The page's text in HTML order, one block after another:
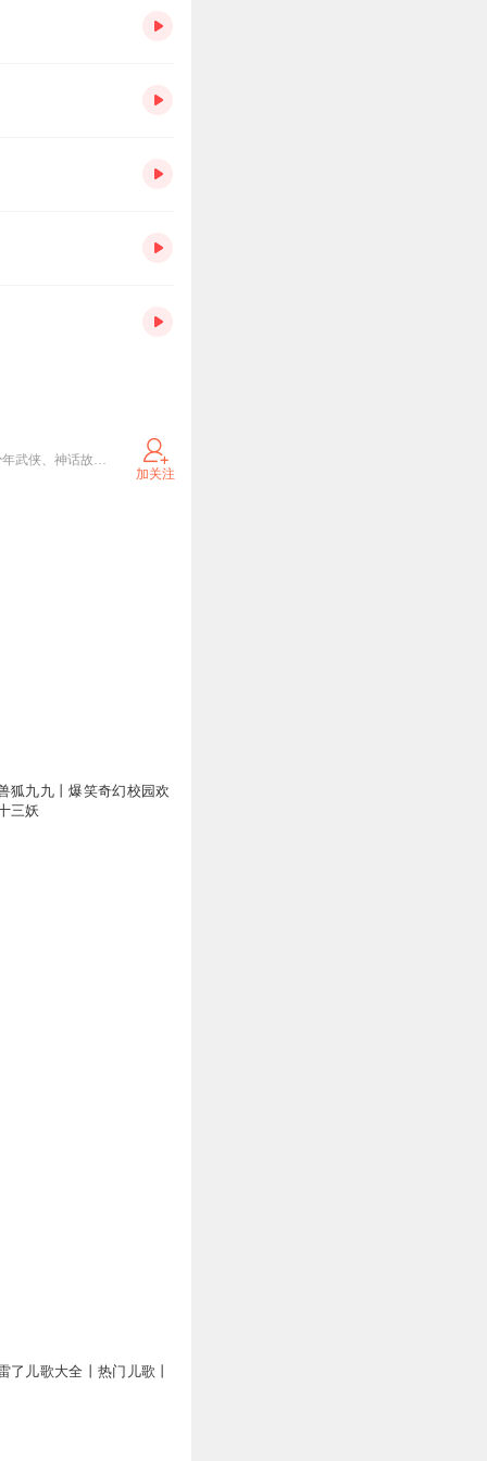
欢迎来到「十三妖仙学院」！ 这里是专为6-15岁小仙君打造的奇幻故事世界！ 在这里，你可以： 畅听少年武侠、神话故事、爆笑日常、奇幻冒险故事…… 关注主播，马上订阅，解锁专属仙力，结交同道仙友，开启属于你的传奇篇章！ QQ仙友群已开放，快搜索【十三妖仙学院】，加入我们一起修炼吧！
加关注
狐九九丨爆笑奇幻校园欢
三妖
了儿歌大全丨热门儿歌丨